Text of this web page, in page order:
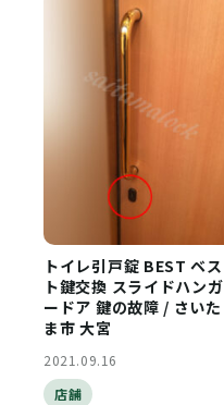
トイレ引戸錠 BEST ベス
ト鍵交換 スライドハンガ
ードア 鍵の故障 / さいた
ま市 大宮
2021.09.16
店舗